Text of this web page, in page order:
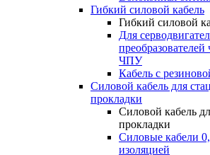
Гибкий силовой кабель
Гибкий силовой
Для
преобразователей
ЧПУ
Кабель с
Силовой кабель для
прокладки
Силовой кабель
прокладки
Силовые кабели
изоляцией